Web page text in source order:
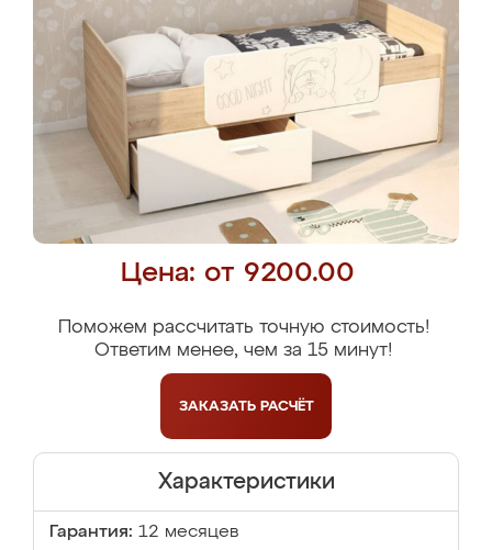
Цена: от 9200.00
Поможем рассчитать точную стоимость!
Ответим менее, чем за 15 минут!
ЗАКАЗАТЬ РАСЧЁТ
Характеристики
Гарантия: 12 месяцев